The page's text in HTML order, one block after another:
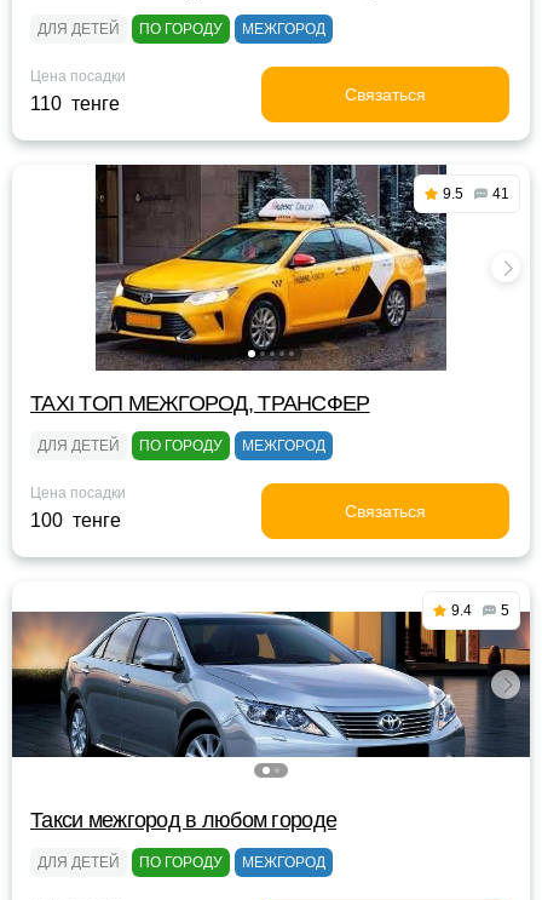
ДЛЯ ДЕТЕЙ ПО ГОРОДУ МЕЖГОРОД
Цена посадки
110 тенге Связаться
9.5 41
TAXI TOП МЕЖГОРОД, ТРАНСФЕР
ДЛЯ ДЕТЕЙ ПО ГОРОДУ МЕЖГОРОД
Цена посадки
100 тенге Связаться
9.4 5
Такси межгород в любом городе
ДЛЯ ДЕТЕЙ ПО ГОРОДУ МЕЖГОРОД